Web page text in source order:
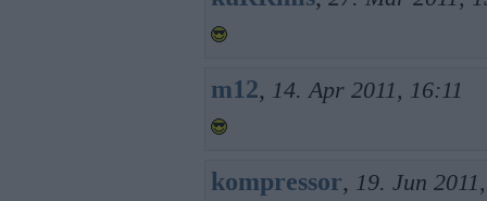
m12, 14. Apr 2011, 16:11
kompressor, 19. Jun